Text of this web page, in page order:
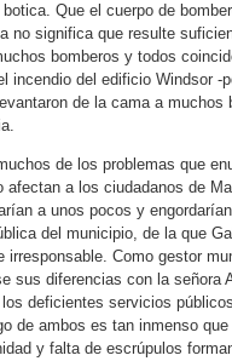
Que el cuerpo de
no significa que resulte
bomberos y todos
incendio del edificio Windsor -
de la cama a muchos
de los problemas que
afectan a los ciudadanos de
a unos pocos y
del municipio, de la que
irresponsable. Como gestor
sus diferencias con la señora
deficientes servicios
de ambos es tan inmenso
y falta de escrúpulos